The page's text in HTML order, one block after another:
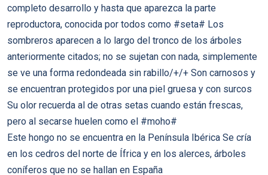
completo desarrollo y hasta que aparezca la parte
reproductora, conocida por todos como #seta# Los
sombreros aparecen a lo largo del tronco de los árboles
anteriormente citados; no se sujetan con nada, simplemente
se ve una forma redondeada sin rabillo/+/+ Son carnosos y
se encuentran protegidos por una piel gruesa y con surcos
Su olor recuerda al de otras setas cuando están frescas,
pero al secarse huelen como el #moho#
Este hongo no se encuentra en la Península Ibérica Se cría
en los cedros del norte de Ífrica y en los alerces, árboles
coníferos que no se hallan en España